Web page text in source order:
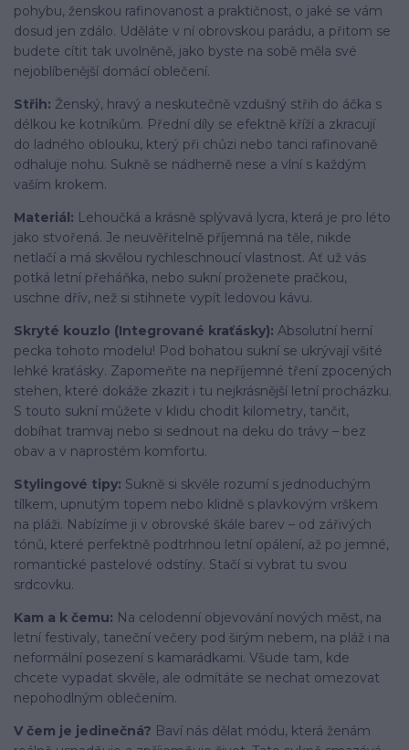
pohybu, ženskou rafinovanost a praktičnost, o jaké se vám
dosud jen zdálo. Uděláte v ní obrovskou parádu, a přitom se
budete cítit tak uvolněně, jako byste na sobě měla své
nejoblíbenější domácí oblečení.
Střih: Ženský, hravý a neskutečně vzdušný střih do áčka s
délkou ke kotníkům. Přední díly se efektně kříží a zkracují
do ladného oblouku, který při chůzi nebo tanci rafinovaně
odhaluje nohu. Sukně se nádherně nese a vlní s každým
vaším krokem.
Materiál: Lehoučká a krásně splývavá lycra, která je pro léto
jako stvořená. Je neuvěřitelně příjemná na těle, nikde
netlačí a má skvělou rychleschnoucí vlastnost. Ať už vás
potká letní přeháňka, nebo sukní proženete pračkou,
uschne dřív, než si stihnete vypít ledovou kávu.
Skryté kouzlo (Integrované kraťásky): Absolutní herní
pecka tohoto modelu! Pod bohatou sukní se ukrývají všité
lehké kraťásky. Zapomeňte na nepříjemné tření zpocených
stehen, které dokáže zkazit i tu nejkrásnější letní procházku.
S touto sukní můžete v klidu chodit kilometry, tančit,
dobíhat tramvaj nebo si sednout na deku do trávy – bez
obav a v naprostém komfortu.
Stylingové tipy: Sukně si skvěle rozumí s jednoduchým
tílkem, upnutým topem nebo klidně s plavkovým vrškem
na pláži. Nabízíme ji v obrovské škále barev – od zářivých
tónů, které perfektně podtrhnou letní opálení, až po jemné,
romantické pastelové odstíny. Stačí si vybrat tu svou
srdcovku.
Kam a k čemu: Na celodenní objevování nových měst, na
letní festivaly, taneční večery pod širým nebem, na pláž i na
neformální posezení s kamarádkami. Všude tam, kde
chcete vypadat skvěle, ale odmítáte se nechat omezovat
nepohodlným oblečením.
V čem je jedinečná? Baví nás dělat módu, která ženám